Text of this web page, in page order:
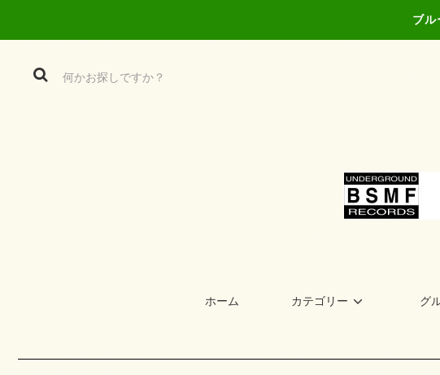
ブル
ホーム カテゴリー グ